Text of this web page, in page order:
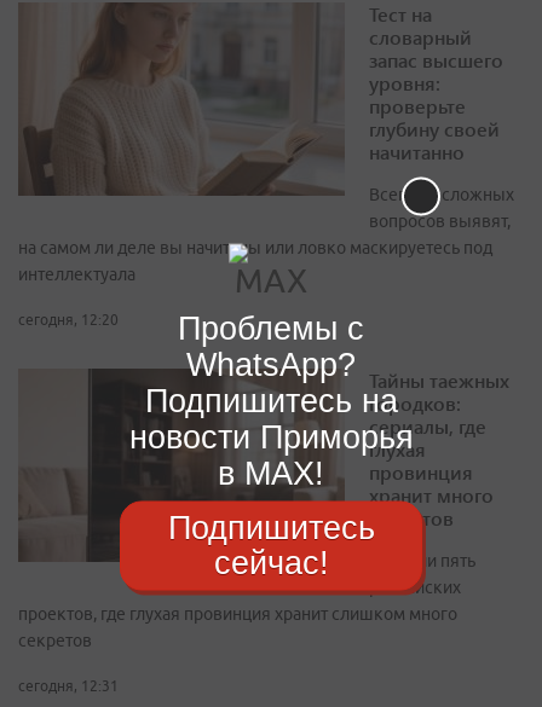
Тест на
словарный
запас высшего
уровня:
проверьте
глубину своей
начитанно
Всего 10 сложных
вопросов выявят,
на самом ли деле вы начитаны или ловко маскируетесь под
интеллектуала
сегодня, 12:20
Тайны таежных
городков:
сериалы, где
глухая
провинция
хранит много
секретов
Собрали пять
российских
проектов, где глухая провинция хранит слишком много
секретов
сегодня, 12:31
Проблемы с
WhatsApp?
Подпишитесь на
новости Приморья
в MAX!
Подпишитесь
сейчас!